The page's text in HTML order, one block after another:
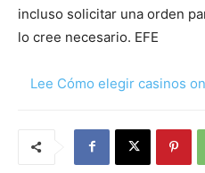
incluso solicitar una orden
lo cree necesario. EFE
Lee Cómo elegir casinos